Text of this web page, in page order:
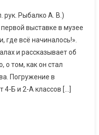
рук. Рыбалко А. В.)
выставке в музее
где всё начиналось!».
и рассказывает об
о том, как он стал
Погружение в
Б и 2-А классов […]